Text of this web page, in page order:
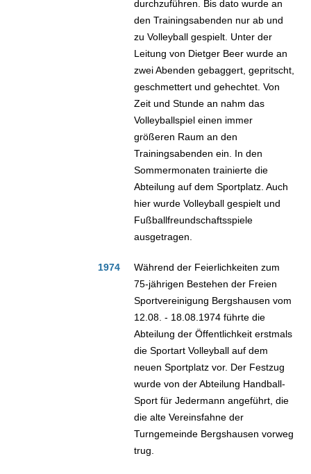
durchzuführen. Bis dato wurde an
den Trainingsabenden nur ab und
zu Volleyball gespielt. Unter der
Leitung von Dietger Beer wurde an
zwei Abenden gebaggert, gepritscht,
geschmettert und gehechtet. Von
Zeit und Stunde an nahm das
Volleyballspiel einen immer
größeren Raum an den
Trainingsabenden ein. In den
Sommermonaten trainierte die
Abteilung auf dem Sportplatz. Auch
hier wurde Volleyball gespielt und
Fußballfreundschaftsspiele
ausgetragen.
1974
Während der Feierlichkeiten zum
75-jährigen Bestehen der Freien
Sportvereinigung Bergshausen vom
12.08. - 18.08.1974 führte die
Abteilung der Öffentlichkeit erstmals
die Sportart Volleyball auf dem
neuen Sportplatz vor. Der Festzug
wurde von der Abteilung Handball-
Sport für Jedermann angeführt, die
die alte Vereinsfahne der
Turngemeinde Bergshausen vorweg
trug.